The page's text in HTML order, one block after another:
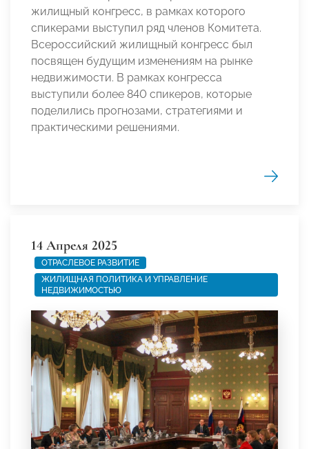
жилищный конгресс, в рамках которого
спикерами выступил ряд членов Комитета.
Всероссийский жилищный конгресс был
посвящен будущим изменениям на рынке
недвижимости. В рамках конгресса
выступили более 840 спикеров, которые
поделились прогнозами, стратегиями и
практическими решениями.
14 Апреля 2025
ОТРАСЛЕВОЕ РАЗВИТИЕ
ЖИЛИЩНАЯ ПОЛИТИКА И УПРАВЛЕНИЕ
НЕДВИЖИМОСТЬЮ